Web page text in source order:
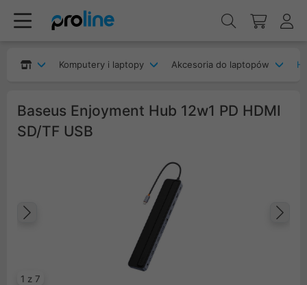
Komputery i laptopy Akcesoria do laptopów
Baseus Enjoyment Hub 12w1 PD HDMI
SD/TF USB
1 z 7